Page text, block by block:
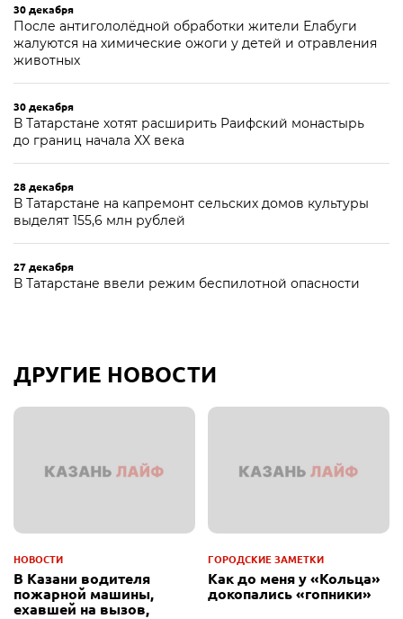
30 декабря
После антигололёдной обработки жители Елабуги
жалуются на химические ожоги у детей и отравления
животных
30 декабря
В Татарстане хотят расширить Раифский монастырь
до границ начала XX века
28 декабря
В Татарстане на капремонт сельских домов культуры
выделят 155,6 млн рублей
27 декабря
В Татарстане ввели режим беспилотной опасности
ДРУГИЕ НОВОСТИ
НОВОСТИ
В Казани водителя
пожарной машины,
ехавшей на вызов,
ГОРОДСКИЕ ЗАМЕТКИ
Как до меня у «Кольца»
докопались «гопники»